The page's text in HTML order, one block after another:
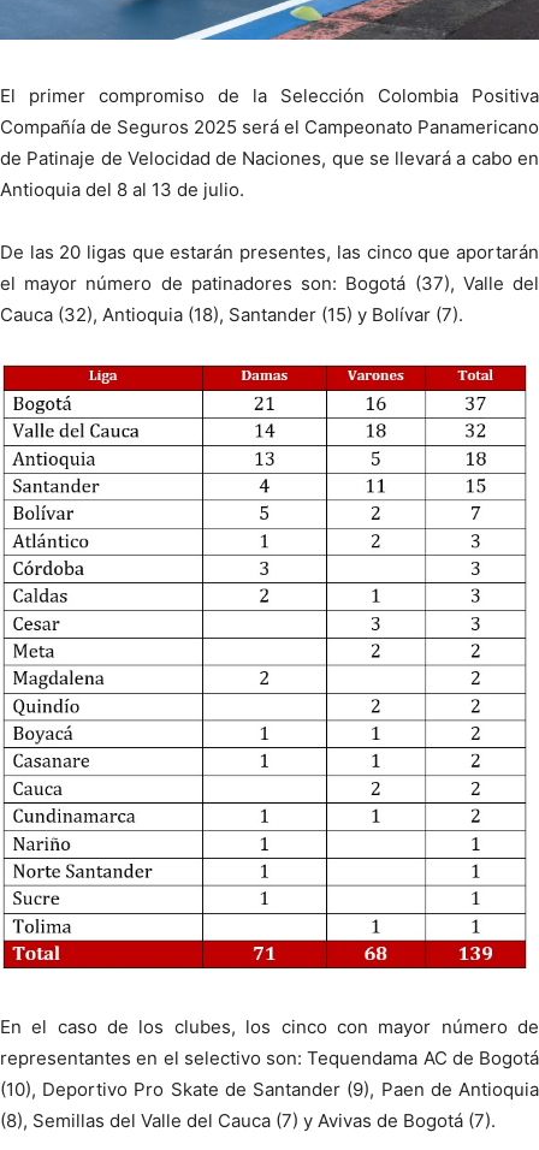
El primer compromiso de la Selección Colombia Positiva
Compañía de Seguros 2025 será el Campeonato Panamericano
de Patinaje de Velocidad de Naciones, que se llevará a cabo en
Antioquia del 8 al 13 de julio.
De las 20 ligas que estarán presentes, las cinco que aportarán
el mayor número de patinadores son: Bogotá (37), Valle del
Cauca (32), Antioquia (18), Santander (15) y Bolívar (7).
En el caso de los clubes, los cinco con mayor número de
representantes en el selectivo son: Tequendama AC de Bogotá
(10), Deportivo Pro Skate de Santander (9), Paen de Antioquia
(8), Semillas del Valle del Cauca (7) y Avivas de Bogotá (7).